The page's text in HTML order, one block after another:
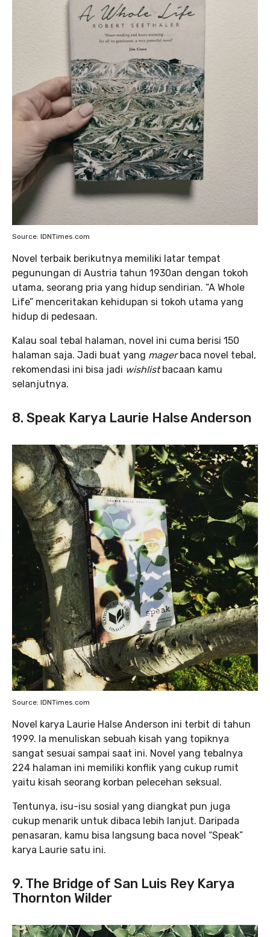
Source: IDNTimes.com
Novel terbaik berikutnya memiliki latar tempat
pegunungan di Austria tahun 1930an dengan tokoh
utama, seorang pria yang hidup sendirian. “A Whole
Life” menceritakan kehidupan si tokoh utama yang
hidup di pedesaan.
Kalau soal tebal halaman, novel ini cuma berisi 150
halaman saja. Jadi buat yang magerbaca novel tebal,
rekomendasi ini bisa jadi wishlistbacaan kamu
selanjutnya.
8. Speak Karya Laurie Halse Anderson
Source: IDNTimes.com
Novel karya Laurie Halse Anderson ini terbit di tahun
1999. Ia menuliskan sebuah kisah yang topiknya
sangat sesuai sampai saat ini. Novel yang tebalnya
224 halaman ini memiliki konflik yang cukup rumit
yaitu kisah seorang korban pelecehan seksual.
Tentunya, isu-isu sosial yang diangkat pun juga
cukup menarik untuk dibaca lebih lanjut. Daripada
penasaran, kamu bisa langsung baca novel “Speak”
karya Laurie satu ini.
9. The Bridge of San Luis Rey Karya
Thornton Wilder